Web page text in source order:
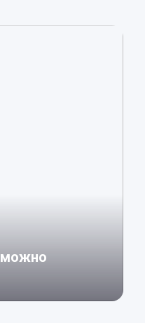
можно